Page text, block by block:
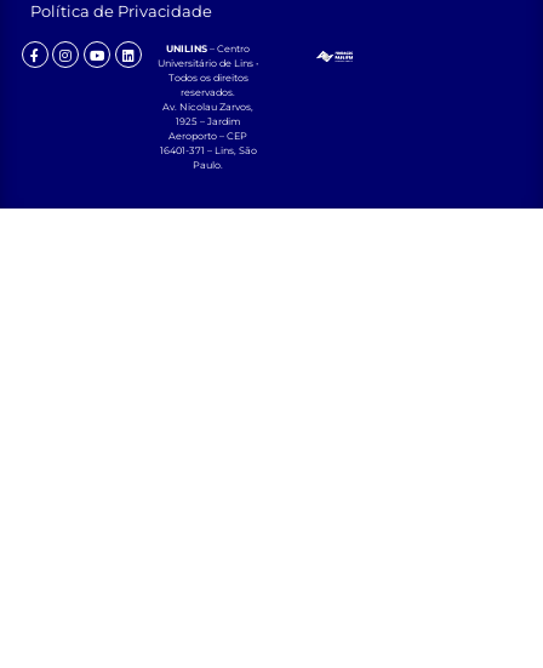
Política de Privacidade
UNILINS – Centro
Universitário de Lins •
Todos os direitos
reservados.
Av. Nicolau Zarvos,
1925 – Jardim
Aeroporto – CEP
16401-371 – Lins, São
Paulo.